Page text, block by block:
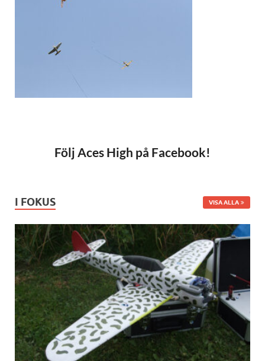
Följ Aces High på Facebook!
I FOKUS VISA ALLA